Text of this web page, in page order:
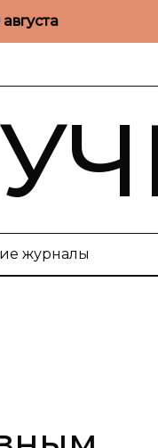
августа
журналы